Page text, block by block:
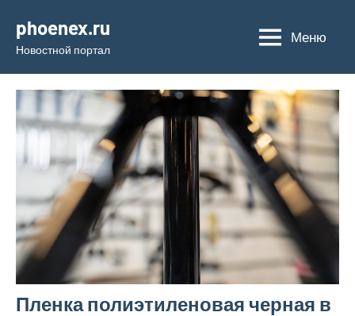
содержимому
phoenex.ru
Новостной портал
Меню
Пленка полиэтиленовая черная в